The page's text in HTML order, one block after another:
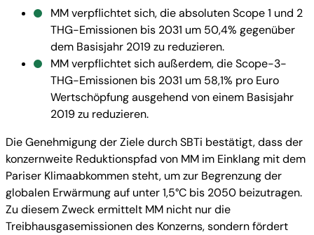
MM verpflichtet sich, die absoluten Scope 1 und 2
THG-Emissionen bis 2031 um 50,4% gegenüber
dem Basisjahr 2019 zu reduzieren.
MM verpflichtet sich außerdem, die Scope-3-
THG-Emissionen bis 2031 um 58,1% pro Euro
Wertschöpfung ausgehend von einem Basisjahr
2019 zu reduzieren.
Die Genehmigung der Ziele durch SBTi bestätigt, dass der
konzernweite Reduktionspfad von MM im Einklang mit dem
Pariser Klimaabkommen steht, um zur Begrenzung der
globalen Erwärmung auf unter 1,5°C bis 2050 beizutragen.
Zu diesem Zweck ermittelt MM nicht nur die
Treibhausgasemissionen des Konzerns, sondern fördert